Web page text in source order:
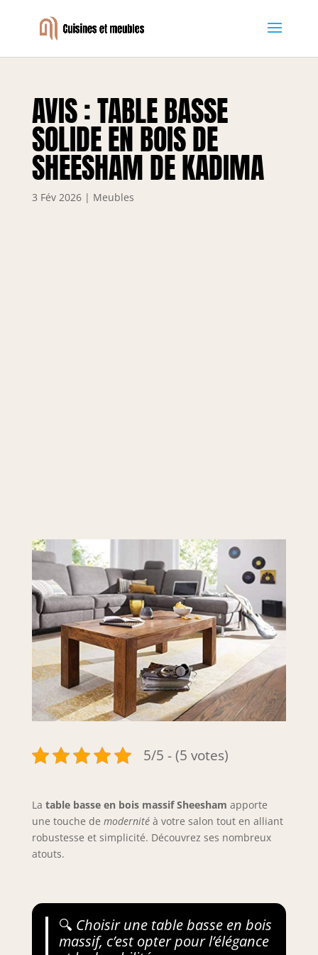
AVIS : TABLE BASSE
SOLIDE EN BOIS DE
SHEESHAM DE KADIMA
3 Fév 2026| Meubles
5/5 - (5 votes)
La table basse en bois massif Sheesham apporte
une touche de modernitéà votre salon tout en alliant
robustesse et simplicité. Découvrez ses nombreux
atouts.
🔍 Choisir une table basse en bois
massif, c’est opter pour l’élégance